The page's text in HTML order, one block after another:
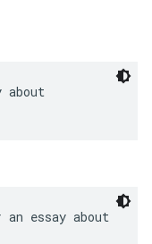
about
essay about